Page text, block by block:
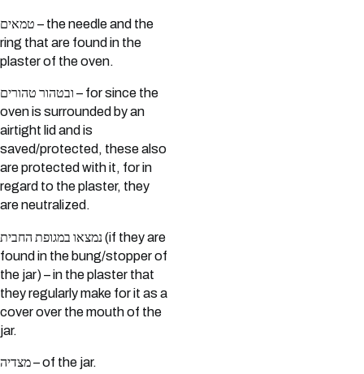
טמאים – the needle and the
ring that are found in the
plaster of the oven.
ובטהור טהורים – for since the
oven is surrounded by an
airtight lid and is
saved/protected, these also
are protected with it, for in
regard to the plaster, they
are neutralized.
נמצאו במגופת החבית (if they are
found in the bung/stopper of
the jar) – in the plaster that
they regularly make for it as a
cover over the mouth of the
jar.
מצדיה – of the jar.